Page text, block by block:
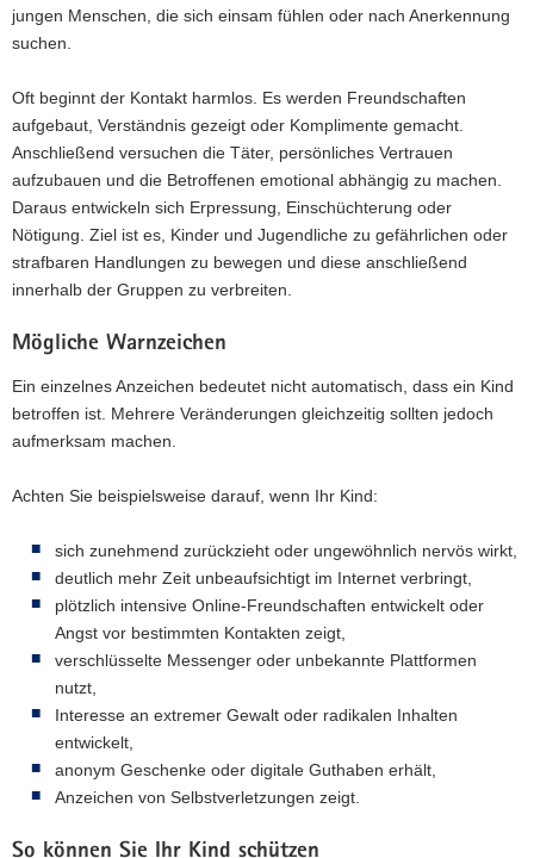
jungen Menschen, die sich einsam fühlen oder nach Anerkennung
suchen.
Oft beginnt der Kontakt harmlos. Es werden Freundschaften
aufgebaut, Verständnis gezeigt oder Komplimente gemacht.
Anschließend versuchen die Täter, persönliches Vertrauen
aufzubauen und die Betroffenen emotional abhängig zu machen.
Daraus entwickeln sich Erpressung, Einschüchterung oder
Nötigung. Ziel ist es, Kinder und Jugendliche zu gefährlichen oder
strafbaren Handlungen zu bewegen und diese anschließend
innerhalb der Gruppen zu verbreiten.
Mögliche Warnzeichen
Ein einzelnes Anzeichen bedeutet nicht automatisch, dass ein Kind
betroffen ist. Mehrere Veränderungen gleichzeitig sollten jedoch
aufmerksam machen.
Achten Sie beispielsweise darauf, wenn Ihr Kind:
sich zunehmend zurückzieht oder ungewöhnlich nervös wirkt,
deutlich mehr Zeit unbeaufsichtigt im Internet verbringt,
plötzlich intensive Online-Freundschaften entwickelt oder
Angst vor bestimmten Kontakten zeigt,
verschlüsselte Messenger oder unbekannte Plattformen
nutzt,
Interesse an extremer Gewalt oder radikalen Inhalten
entwickelt,
anonym Geschenke oder digitale Guthaben erhält,
Anzeichen von Selbstverletzungen zeigt.
So können Sie Ihr Kind schützen